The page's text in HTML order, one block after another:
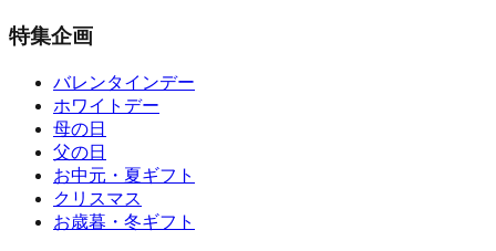
特集企画
バレンタインデー
ホワイトデー
母の日
父の日
お中元・夏ギフト
クリスマス
お歳暮・冬ギフト